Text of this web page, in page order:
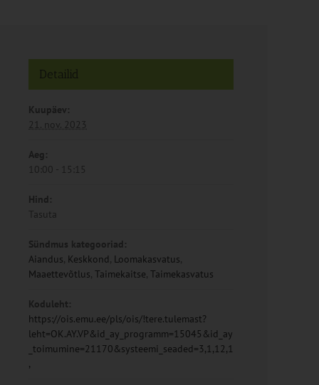
Detailid
Kuupäev:
21. nov. 2023
Aeg:
10:00 - 15:15
Hind:
Tasuta
Sündmus kategooriad:
Aiandus, Keskkond, Loomakasvatus,
Maaettevõtlus, Taimekaitse, Taimekasvatus
Koduleht:
https://ois.emu.ee/pls/ois/!tere.tulemast?
leht=OK.AY.VP&id_ay_programm=15045&id_ay
_toimumine=21170&systeemi_seaded=3,1,12,1
,